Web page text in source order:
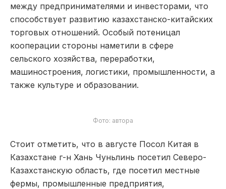
между предпринимателями и инвесторами, что
способствует развитию казахстанско-китайских
торговых отношений. Особый потеницал
кооперации стороны наметили в сфере
сельского хозяйства, переработки,
машиностроения, логистики, промышленности, а
также культуре и образовании.
Фото: автора
Стоит отметить, что в августе Посол Китая в
Казахстане г-н Хань Чуньлинь посетил Северо-
Казахстанскую область, где посетил местные
фермы, промышленные предприятия,